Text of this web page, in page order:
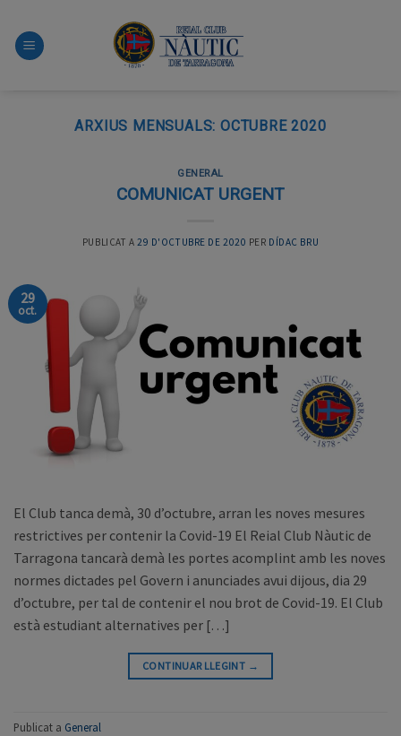
content
ARXIUS MENSUALS: OCTUBRE 2020
GENERAL
COMUNICAT URGENT
PUBLICAT A29 D'OCTUBRE DE 2020 PER DÍDAC BRU
29
oct.
El Club tanca demà, 30 d’octubre, arran les noves mesures
restrictives per contenir la Covid-19 El Reial Club Nàutic de
Tarragona tancarà demà les portes acomplint amb les noves
normes dictades pel Govern i anunciades avui dijous, dia 29
d’octubre, per tal de contenir el nou brot de Covid-19. El Club
està estudiant alternatives per […]
CONTINUAR LLEGINT →
Publicat a General